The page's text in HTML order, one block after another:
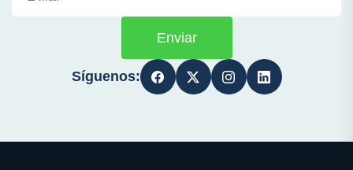
Enviar
Síguenos: